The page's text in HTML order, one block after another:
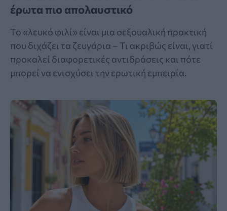
έρωτα πιο απολαυστικό
Το «λευκό φιλί» είναι μια σεξουαλική πρακτική
που διχάζει τα ζευγάρια – Τι ακριβώς είναι, γιατί
προκαλεί διαφορετικές αντιδράσεις και πότε
μπορεί να ενισχύσει την ερωτική εμπειρία.